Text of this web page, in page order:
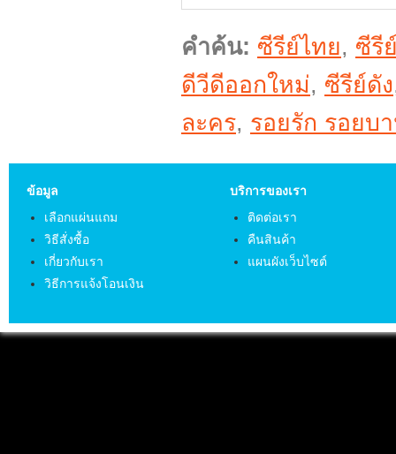
คำค้น: ซีรีย์ไทย, ซีรี
ดีวีดีออกใหม่, ซีรีย์ดัง
ละคร, รอยรัก รอยบ
ข้อมูล
เลือกแผ่นแถม
วิธีสั่งซื้อ
เกี่ยวกับเรา
วิธีการแจ้งโอนเงิน
บริการของเรา
ติดต่อเรา
คืนสินค้า
แผนผังเว็บไซต์